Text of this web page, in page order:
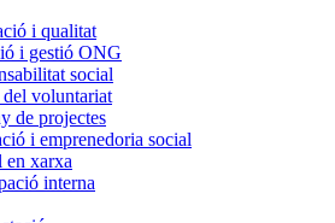
i qualitat
i gestió ONG
social
voluntariat
de projectes
i emprenedoria social
en xarxa
interna